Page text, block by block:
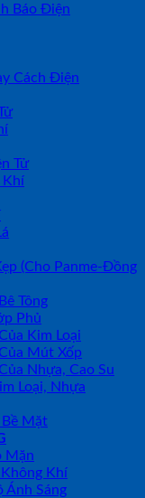
Báo Điện
Cách Điện
Tử
Khí
(Cho Panme-Đồng
Tông
Phủ
Kim Loại
Mút Xốp
Nhựa, Cao Su
Loại, Nhựa
Mặt
Mặn
Khí
Ánh Sáng